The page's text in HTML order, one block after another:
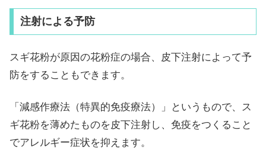
注射による予防
スギ花粉が原因の花粉症の場合、皮下注射によって予
防をすることもできます。
「減感作療法（特異的免疫療法）」というもので、ス
ギ花粉を薄めたものを皮下注射し、免疫をつくること
でアレルギー症状を抑えます。